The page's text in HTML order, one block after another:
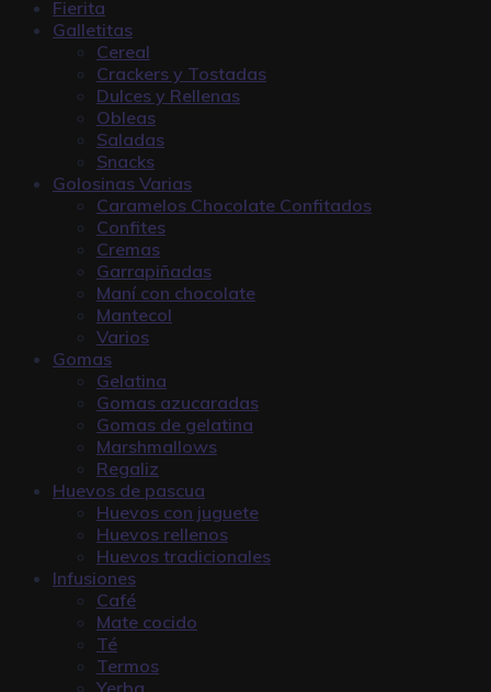
Fierita
Galletitas
Cereal
Crackers y Tostadas
Dulces y Rellenas
Obleas
Saladas
Snacks
Golosinas Varias
Caramelos Chocolate Confitados
Confites
Cremas
Garrapiñadas
Maní con chocolate
Mantecol
Varios
Gomas
Gelatina
Gomas azucaradas
Gomas de gelatina
Marshmallows
Regaliz
Huevos de pascua
Huevos con juguete
Huevos rellenos
Huevos tradicionales
Infusiones
Café
Mate cocido
Té
Termos
Yerba